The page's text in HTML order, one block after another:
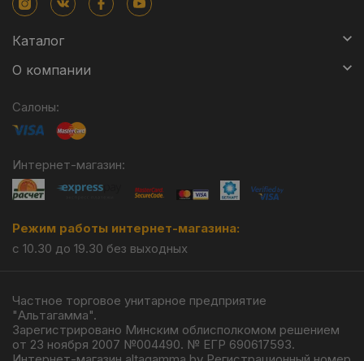
Каталог
О компании
Салоны:
Интернет-магазин:
Режим работы интернет-магазина:
с 10.30 до 19.30 без выходных
Частное торговое унитарное предприятие
"Альтагамма".
Зарегистрировано Минским облисполкомом решением
от 23 ноября 2007 №004490. № ЕГР 690617593.